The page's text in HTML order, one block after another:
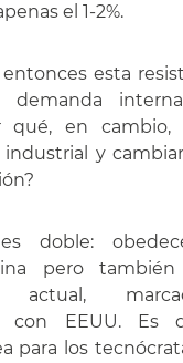
el 1-2%.
esta
demanda
qué, en cambio,
industrial y
doble:
pero
actual,
con EEUU. Es
para los